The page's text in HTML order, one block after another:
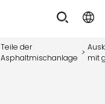
Teile der
Asphaltmischanlage
>
mit